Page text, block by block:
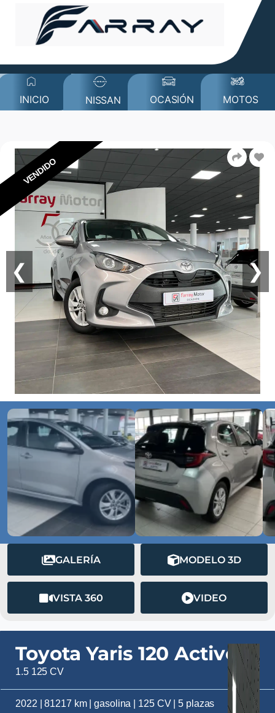
INICIO NISSAN OCASIÓN MOTOS
❮ ❯
VENDIDO
GALERÍA MODELO 3D
VISTA 360 VIDEO
Toyota Yaris 120 Active
1.5 125 CV
2022 | 81217 km | gasolina | 125 CV | 5 plazas